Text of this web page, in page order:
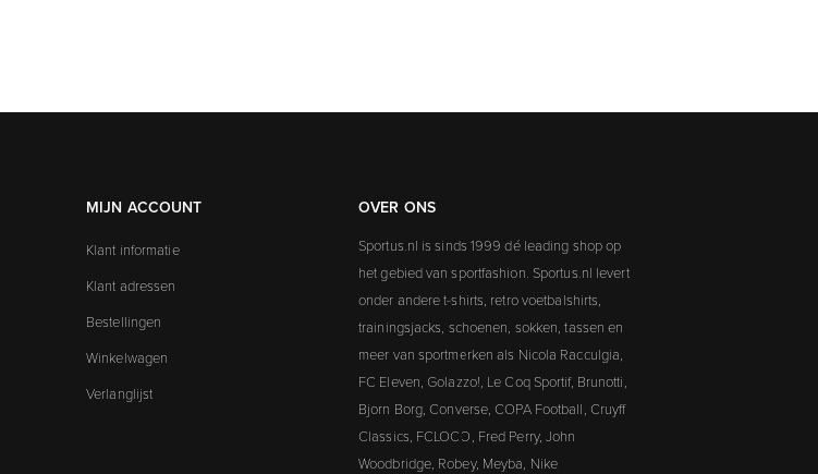
MIJN ACCOUNT
Klant informatie
Klant adressen
Bestellingen
Winkelwagen
Verlanglijst
OVER ONS
Sportus.nl is sinds 1999 dé leading shop op
het gebied van sportfashion. Sportus.nl levert
onder andere t-shirts, retro voetbalshirts,
trainingsjacks, schoenen, sokken, tassen en
meer van sportmerken als Nicola Racculgia,
FC Eleven, Golazzo!, Le Coq Sportif, Brunotti,
Bjorn Borg, Converse, COPA Football, Cruyff
Classics, FCLOCO, Fred Perry, John
Woodbridge, Robey, Meyba, Nike